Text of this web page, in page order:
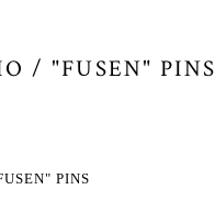
/ "FUSEN" PINS
PINS